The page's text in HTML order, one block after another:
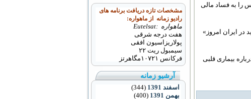
را به فساد مالی
در ايران امروز»
بيماری قلبی
مشخصات تازه دریافت برنامه های
رادیو زمانه از ماهواره:
ماهواره :Eutelsat
هفت درجه شرقی
پولاریزاسیون افقی
سیمبول ریت ۲۲
فرکانس ۱۰۷۲۱ مگاهرتز
آرشیو زمانه
اسفند 1391
(344)
بهمن 1391
(400)